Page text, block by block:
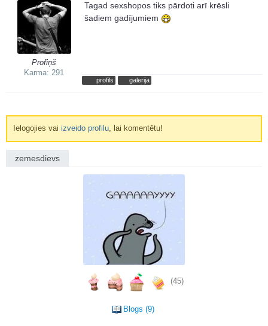
Profiņš
Karma: 291
Tagad sexshopos tiks pārdoti arī krēsli
šadiem gadījumiem
profils galerija
Ielogojies vaiizveido profilu, lai komentētu!
zemesdievs
(45)
Blogs (9)